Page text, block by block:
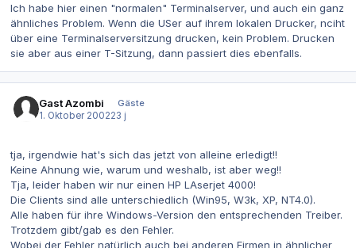
Ich habe hier einen "normalen" Terminalserver, und auch ein ganz
ähnliches Problem. Wenn die USer auf ihrem lokalen Drucker, nciht
über eine Terminalserversitzung drucken, kein Problem. Drucken
sie aber aus einer T-Sitzung, dann passiert dies ebenfalls.
Gast Azombi
Gäste
1. Oktober 200223 j
tja, irgendwie hat's sich das jetzt von alleine erledigt!!
Keine Ahnung wie, warum und weshalb, ist aber weg!!
Tja, leider haben wir nur einen HP LAserjet 4000!
Die Clients sind alle unterschiedlich (Win95, W3k, XP, NT4.0).
Alle haben für ihre Windows-Version den entsprechenden Treiber.
Trotzdem gibt/gab es den Fehler.
Wobei der Fehler natürlich auch bei anderen Firmen in ähnlicher